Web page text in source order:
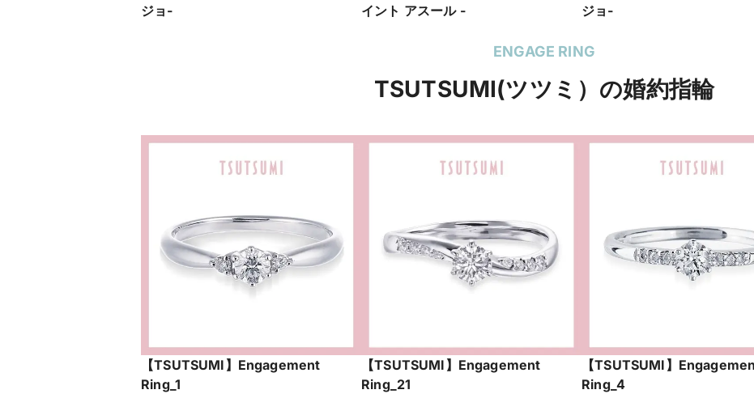
ジョ-
イント アスール -
ジョ-
ENGAGE RING
TSUTSUMI(ツツミ）の婚約指輪
【TSUTSUMI】Engagement
Ring_1
【TSUTSUMI】Engagement
Ring_21
【TSUTSUMI】
Ring_4